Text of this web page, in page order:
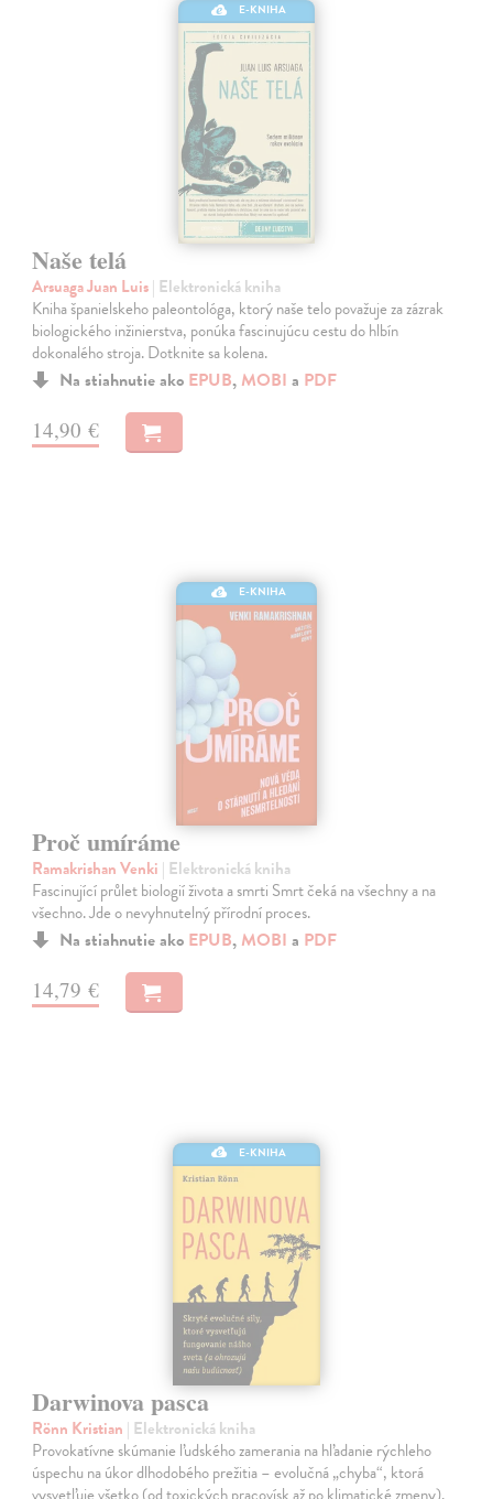
E-KNIHA
Naše telá
Arsuaga Juan Luis| Elektronická kniha
Kniha španielskeho paleontológa, ktorý naše telo považuje za zázrak
biologického inžinierstva, ponúka fascinujúcu cestu do hlbín
dokonalého stroja. Dotknite sa kolena.
Na stiahnutie ako EPUB, MOBI a PDF
14,90 €
E-KNIHA
Proč umíráme
Ramakrishan Venki | Elektronická kniha
Fascinující průlet biologií života a smrti Smrt čeká na všechny a na
všechno. Jde o nevyhnutelný přírodní proces.
Na stiahnutie ako EPUB, MOBI a PDF
14,79 €
E-KNIHA
Darwinova pasca
Rönn Kristian | Elektronická kniha
Provokatívne skúmanie ľudského zamerania na hľadanie rýchleho
úspechu na úkor dlhodobého prežitia – evolučná „chyba“, ktorá